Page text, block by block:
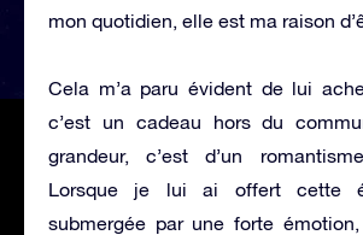
mon quotidien, elle est ma raison
Cela m’a paru évident de lui
c’est un cadeau hors du
grandeur, c’est d’un
Lorsque je lui ai offert cette
submergée par une forte